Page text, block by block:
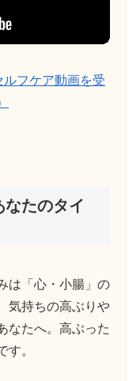
フケア動画を受
なたのタイ
は「心・小腸」の
気持ちの高ぶりや
なたへ。高ぶった
す。